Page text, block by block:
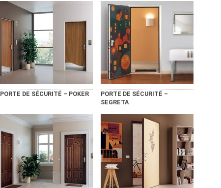
PORTE DE SÉCURITÉ – POKER
PORTE DE SÉCURITÉ –
SEGRETA